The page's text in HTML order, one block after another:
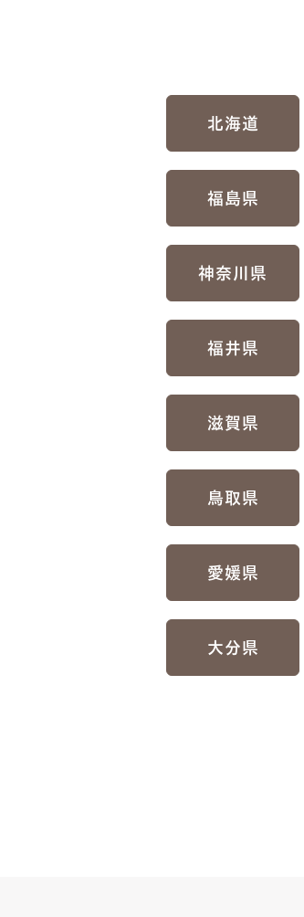
北海道
福島県
神奈川県
福井県
滋賀県
鳥取県
愛媛県
大分県